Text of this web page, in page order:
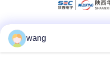
wang